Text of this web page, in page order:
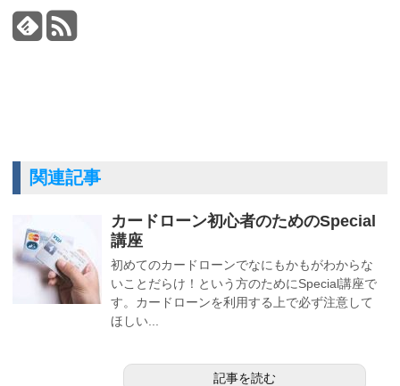
関連記事
カードローン初心者のためのSpecial
講座
初めてのカードローンでなにもかもがわからな
いことだらけ！という方のためにSpecial講座で
す。カードローンを利用する上で必ず注意して
ほしい...
記事を読む